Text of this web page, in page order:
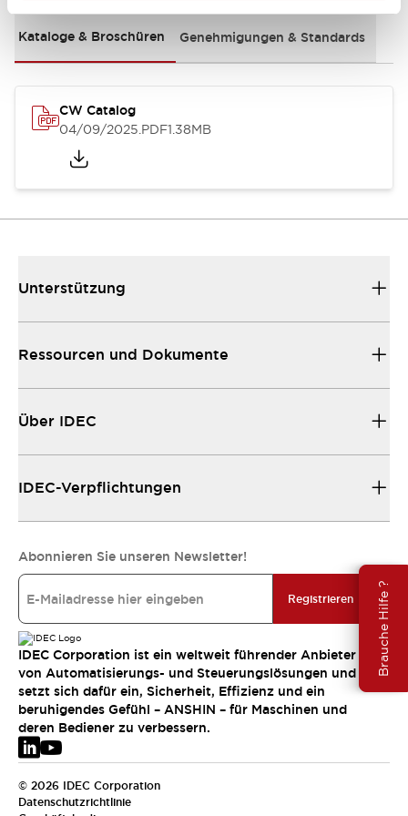
Brauche Hilfe ?
Kataloge & Broschüren Genehmigungen & Standards
CW Catalog
04/09/2025.PDF1.38MB
Unterstützung
Ressourcen und Dokumente
Über IDEC
IDEC-Verpflichtungen
Abonnieren Sie unseren Newsletter!
Registrieren
IDEC Corporation ist ein weltweit führender Anbieter
von Automatisierungs- und Steuerungslösungen und
setzt sich dafür ein, Sicherheit, Effizienz und ein
beruhigendes Gefühl – ANSHIN – für Maschinen und
deren Bediener zu verbessern.
© 2026 IDEC Corporation
Datenschutzrichtlinie